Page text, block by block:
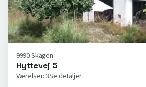
9990 Skagen
Hyttevej 5
Værelser: 3Se detaljer